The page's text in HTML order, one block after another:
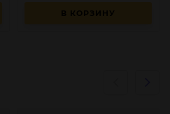
В КОРЗИНУ